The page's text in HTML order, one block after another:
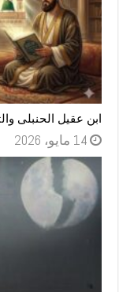
ابن عقيل الحنبلى
14 مايو، 2026